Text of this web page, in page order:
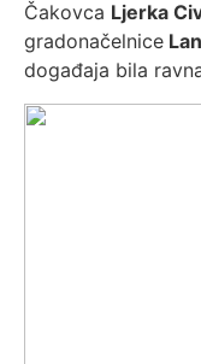
Čakovca Ljerka
gradonačelnice
događaja bila